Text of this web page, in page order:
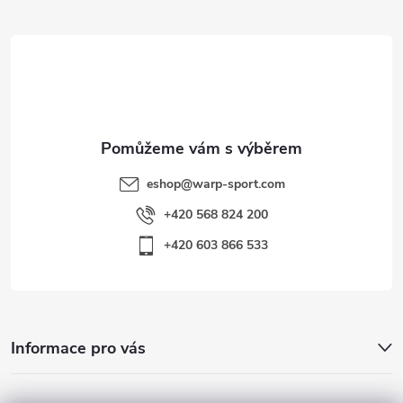
eshop@warp-sport.com
+420 568 824 200
+420 603 866 533
Informace pro vás